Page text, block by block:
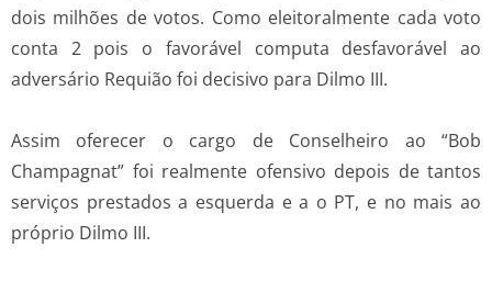
dois milhões de votos. Como eleitoralmente cada voto
conta 2 pois o favorável computa desfavorável ao
adversário Requião foi decisivo para Dilmo III.
Assim oferecer o cargo de Conselheiro ao “Bob
Champagnat” foi realmente ofensivo depois de tantos
serviços prestados a esquerda e a o PT, e no mais ao
próprio Dilmo III.